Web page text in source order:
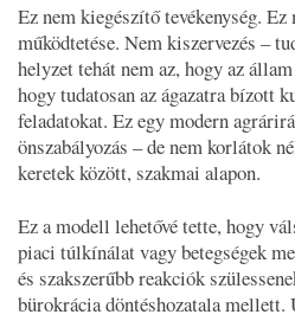
Ez nem kiegészítő tevékenység. Ez
működtetése. Nem kiszervezés –
helyzet tehát nem az, hogy az
hogy tudatosan az ágazatra bízott
feladatokat. Ez egy modern
önszabályozás – de nem korlátok
keretek között, szakmai alapon.
Ez a modell lehetővé tette, hogy
piaci túlkínálat vagy betegségek
és szakszerűbb reakciók
bürokrácia döntéshozatala mellett.